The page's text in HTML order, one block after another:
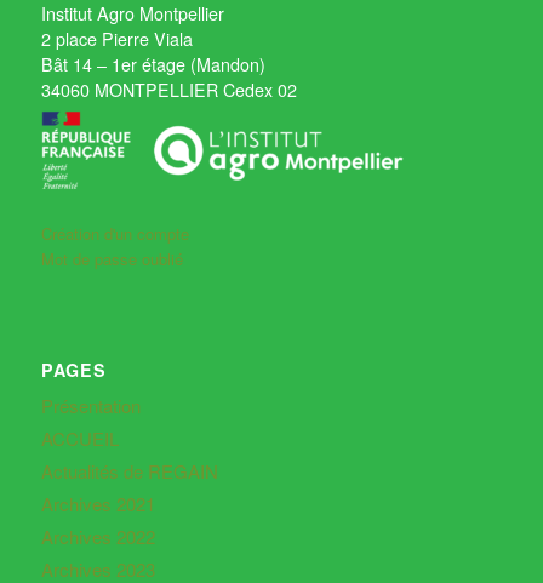
Institut Agro Montpellier
2 place Pierre Viala
Bât 14 – 1er étage (Mandon)
34060 MONTPELLIER Cedex 02
Création d'un compte
Mot de passe oublié
PAGES
Présentation
ACCUEIL
Actualités de REGAIN
Archives 2021
Archives 2022
Archives 2023